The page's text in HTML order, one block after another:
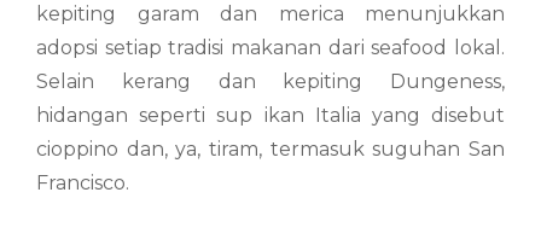
kepiting garam dan merica menunjukkan
adopsi setiap tradisi makanan dari seafood lokal.
Selain kerang dan kepiting Dungeness,
hidangan seperti sup ikan Italia yang disebut
cioppino dan, ya, tiram, termasuk suguhan San
Francisco.